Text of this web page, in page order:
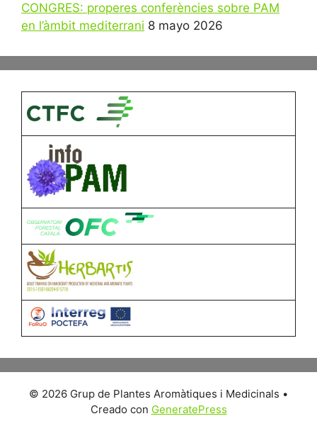
CONGRES: properes conferències sobre PAM
en l’àmbit mediterrani 8 mayo 2026
© 2026 Grup de Plantes Aromàtiques i Medicinals •
Creado con GeneratePress